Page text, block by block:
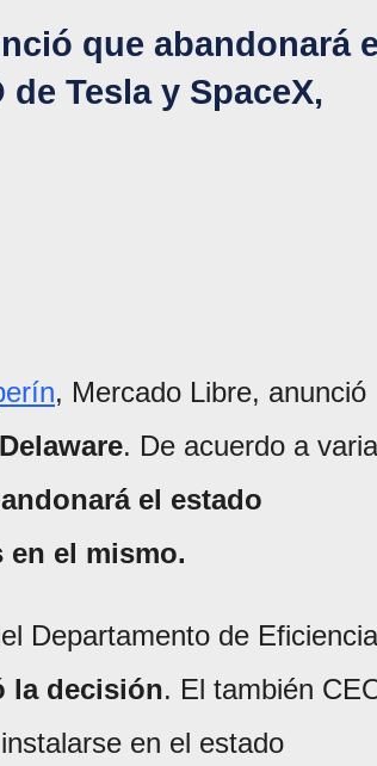
que abandonará
Tesla y SpaceX,
, Mercado Libre, anunció
. De acuerdo a
el estado
en el mismo.
Departamento de Eficiencia
la decisión. El también
en el estado